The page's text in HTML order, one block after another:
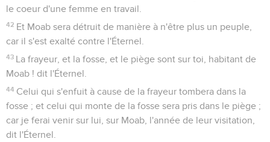
le coeur d'une femme en travail.
42 Et Moab sera détruit de manière à n'être plus un peuple,
car il s'est exalté contre l'Éternel.
43 La frayeur, et la fosse, et le piège sont sur toi, habitant de
Moab ! dit l'Éternel.
44 Celui qui s'enfuit à cause de la frayeur tombera dans la
fosse ; et celui qui monte de la fosse sera pris dans le piège ;
car je ferai venir sur lui, sur Moab, l'année de leur visitation,
dit l'Éternel.